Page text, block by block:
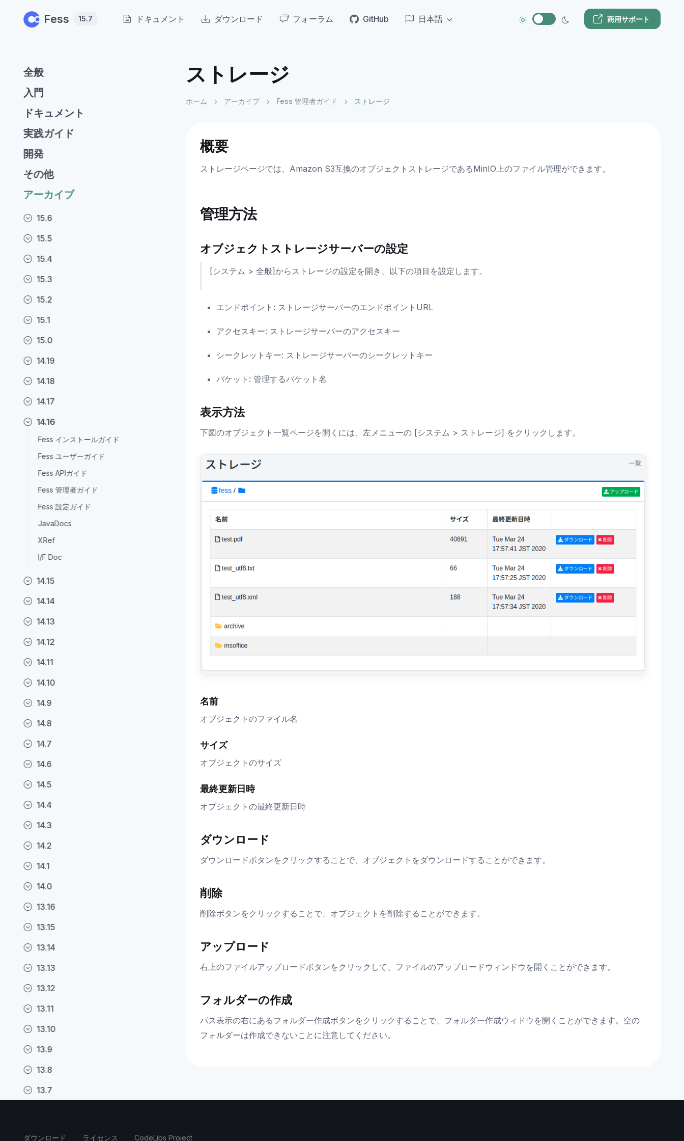
Fess 15.7 ドキュメント ダウンロード フォーラム GitHub 日本語 商用サポート
全般
入門
ドキュメント
実践ガイド
開発
その他
アーカイブ
15.6
15.5
15.4
15.3
15.2
15.1
15.0
14.19
14.18
14.17
14.16
Fess インストールガイド
Fess ユーザーガイド
Fess APIガイド
Fess 管理者ガイド
Fess 設定ガイド
JavaDocs
XRef
I/F Doc
14.15
14.14
14.13
14.12
14.11
14.10
14.9
14.8
14.7
14.6
14.5
14.4
14.3
14.2
14.1
14.0
13.16
13.15
13.14
13.13
13.12
13.11
13.10
13.9
13.8
13.7
ストレージ
ホーム アーカイブ Fess 管理者ガイド ストレージ
概要
ストレージページでは、Amazon S3互換のオブジェクトストレージであるMinIO上のファイル管理ができます。
管理方法
オブジェクトストレージサーバーの設定
[システム > 全般]からストレージの設定を開き、以下の項目を設定します。
エンドポイント: ストレージサーバーのエンドポイントURL
アクセスキー: ストレージサーバーのアクセスキー
シークレットキー: ストレージサーバーのシークレットキー
バケット: 管理するバケット名
表示方法
下図のオブジェクト一覧ページを開くには、左メニューの [システム > ストレージ] をクリックします。
名前
オブジェクトのファイル名
サイズ
オブジェクトのサイズ
最終更新日時
オブジェクトの最終更新日時
ダウンロード
ダウンロードボタンをクリックすることで、オブジェクトをダウンロードすることができます。
削除
削除ボタンをクリックすることで、オブジェクトを削除することができます。
アップロード
右上のファイルアップロードボタンをクリックして、ファイルのアップロードウィンドウを開くことができます。
フォルダーの作成
パス表示の右にあるフォルダー作成ボタンをクリックすることで、フォルダー作成ウィドウを開くことができます。空の
フォルダーは作成できないことに注意してください。
ダウンロード ライセンス CodeLibs Project